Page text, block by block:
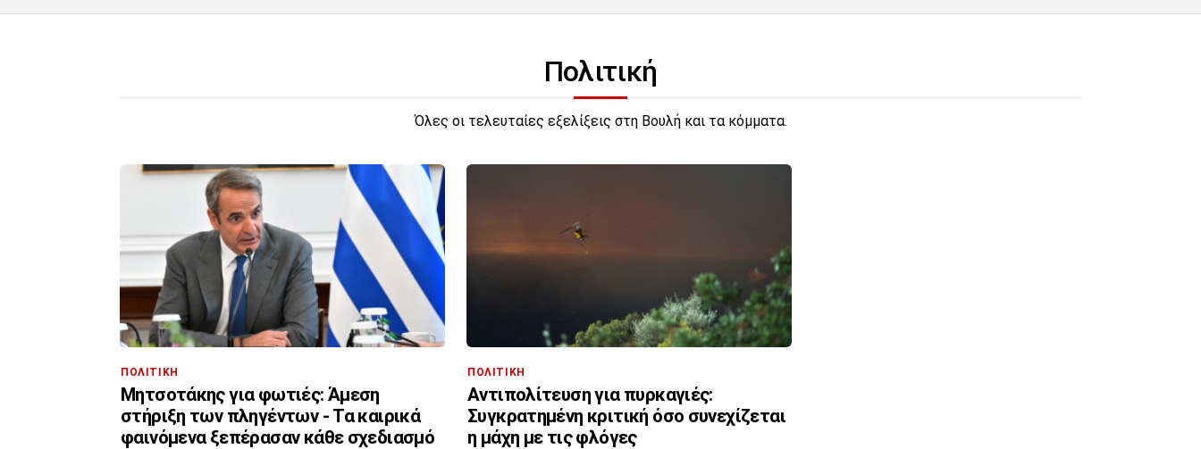
Πολιτική
Όλες οι τελευταίες εξελίξεις στη Βουλή και τα κόμματα.
ΠΟΛΙΤΙΚΗ
Μητσοτάκης για φωτιές: Άμεση
στήριξη των πληγέντων - Τα καιρικά
φαινόμενα ξεπέρασαν κάθε σχεδιασμό
ΠΟΛΙΤΙΚΗ
Αντιπολίτευση για πυρκαγιές:
Συγκρατημένη κριτική όσο συνεχίζεται
η μάχη με τις φλόγες